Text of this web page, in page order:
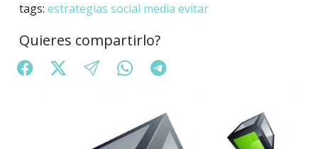
tags: estrategias social media evitar
Quieres compartirlo?